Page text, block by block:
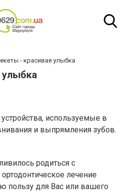
- красивая улыбка
улыбка
используемые в
и выпрямления зубов.
родиться с
лечение
пользу для Вас или вашего